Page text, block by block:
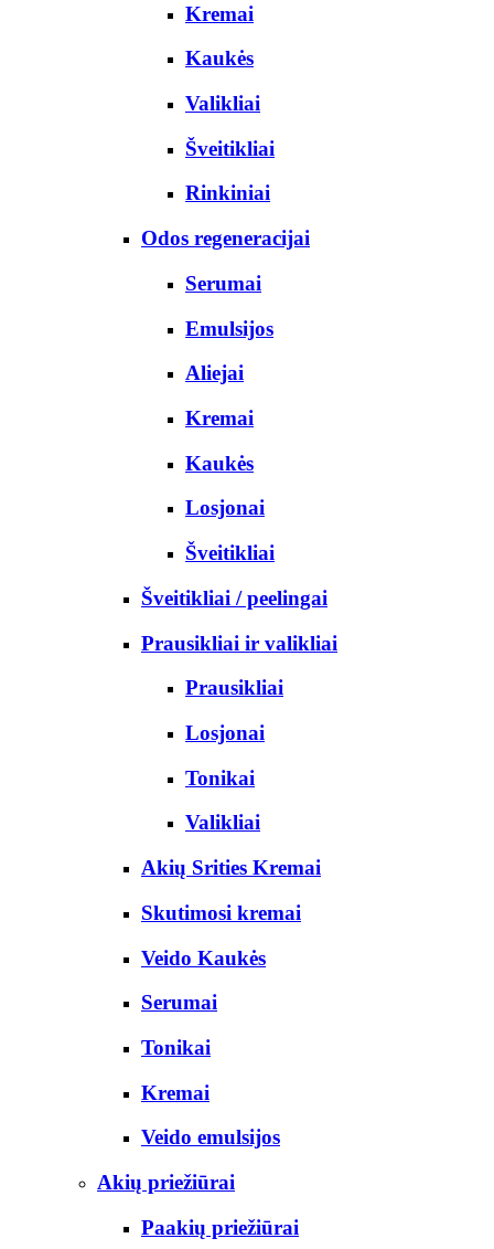
Kremai
Kaukės
Valikliai
Šveitikliai
Rinkiniai
Odos regeneracijai
Serumai
Emulsijos
Aliejai
Kremai
Kaukės
Losjonai
Šveitikliai
Šveitikliai / peelingai
Prausikliai ir valikliai
Prausikliai
Losjonai
Tonikai
Valikliai
Akių Srities Kremai
Skutimosi kremai
Veido Kaukės
Serumai
Tonikai
Kremai
Veido emulsijos
Akių priežiūrai
Paakių priežiūrai